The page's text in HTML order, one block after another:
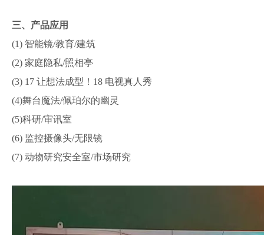
三、产品应用
(1) 智能镜/教育/建筑
(2) 家庭隐私/照相亭
(3) 17 让想法成型！18 电视真人秀
(4)舞台魔法/佩珀尔的幽灵
(5)科研/审讯室
(6) 监控摄像头/无限镜
(7) 动物研究安全室/市场研究